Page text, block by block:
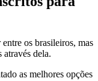
os brasileiros, mas
dela.
as melhores opções